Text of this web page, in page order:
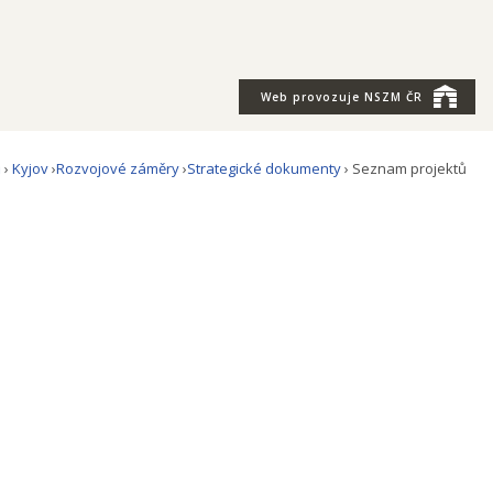
Web provozuje NSZM ČR
› Kyjov›Rozvojové záměry›Strategické dokumenty› Seznam projektů